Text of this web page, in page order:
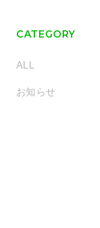
CATEGORY
ALL
お知らせ